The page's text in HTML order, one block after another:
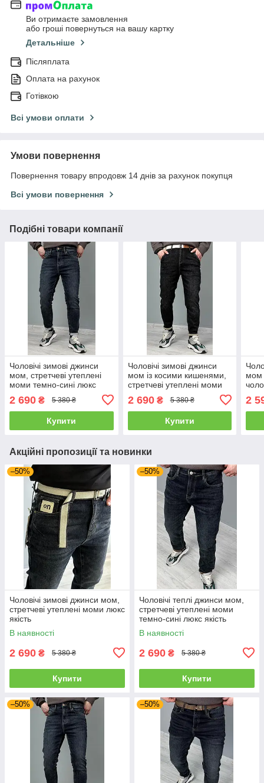
Ви отримаєте замовлення
або гроші повернуться на вашу картку
Детальніше
Післяплата
Оплата на рахунок
Готівкою
Всі умови оплати
Умови повернення
Повернення товару впродовж 14 днів за рахунок покупця
Всі умови повернення
Подібні товари компанії
Чоловічі зимові джинси
мом, стретчеві утеплені
моми темно-сині люкс
2 690 ₴ 5 380 ₴
Купити
Чоловічі зимові джинси
мом із косими кишенями,
стретчеві утеплені моми
2 690₴ 5 380 ₴
Купити
мом
2
Акційні пропозиції та новинки
–50%
Чоловічі зимові джинси мом,
стретчеві утеплені моми люкс
якість
В наявності
2 690 ₴ 5 380 ₴
Купити
–50%
Чоловічі теплі джинси мом,
стретчеві утеплені моми
темно-сині люкс якість
В наявності
2 690 ₴ 5 380 ₴
Купити
–50% –50%